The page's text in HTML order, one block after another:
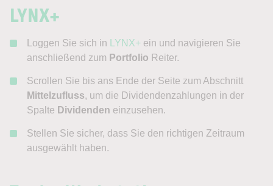
LYNX+
Loggen Sie sich in LYNX+ ein und navigieren Sie
anschließend zum Portfolio Reiter.
Scrollen Sie bis ans Ende der Seite zum Abschnitt
Mittelzufluss, um die Dividendenzahlungen in der
Spalte Dividenden einzusehen.
Stellen Sie sicher, dass Sie den richtigen Zeitraum
ausgewählt haben.